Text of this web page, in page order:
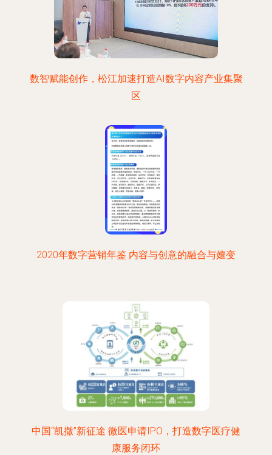
数智赋能创作，松江加速打造AI数字内容产业集聚
区
2020年数字营销年鉴 内容与创意的融合与嬗变
中国“凯撒”新征途 微医申请IPO，打造数字医疗健
康服务闭环